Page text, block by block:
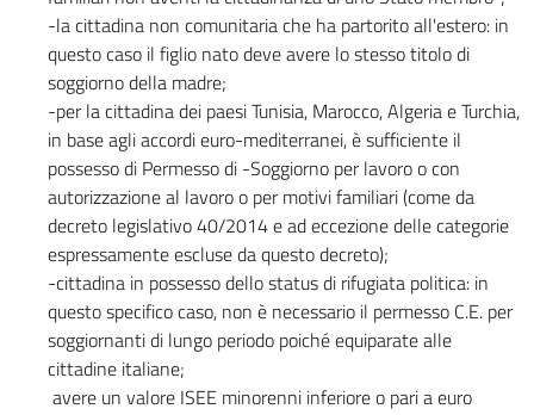
-la cittadina non comunitaria che ha partorito all'estero: in
questo caso il figlio nato deve avere lo stesso titolo di
soggiorno della madre;
-per la cittadina dei paesi Tunisia, Marocco, Algeria e Turchia,
in base agli accordi euro-mediterranei, è sufficiente il
possesso di Permesso di -Soggiorno per lavoro o con
autorizzazione al lavoro o per motivi familiari (come da
decreto legislativo 40/2014 e ad eccezione delle categorie
espressamente escluse da questo decreto);
-cittadina in possesso dello status di rifugiata politica: in
questo specifico caso, non è necessario il permesso C.E. per
soggiornanti di lungo periodo poiché equiparate alle
cittadine italiane;
avere un valore ISEE minorenni inferiore o pari a euro